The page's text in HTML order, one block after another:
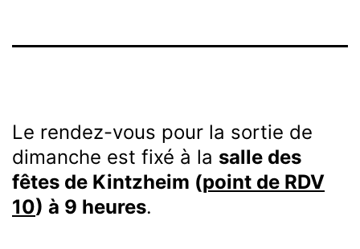
Le rendez-vous pour la sortie de
dimanche est fixé à la salle des
fêtes de Kintzheim (point de RDV
10) à 9 heures.